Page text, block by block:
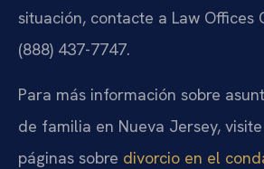
situación, contacte a Law Offices
(888) 437-7747.
Para más información sobre
de familia en Nueva Jersey,
páginas sobre divorcio en el